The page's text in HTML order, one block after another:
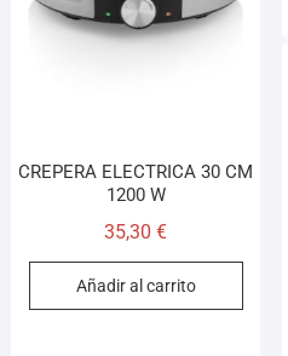
CREPERA ELECTRICA 30 CM
1200 W
35,30€
Añadir al carrito